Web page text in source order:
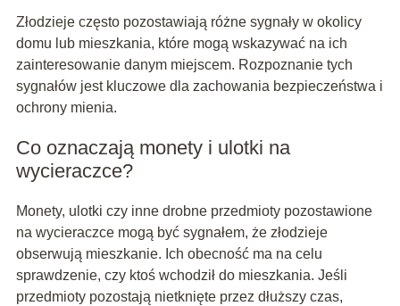
Złodzieje często pozostawiają różne sygnały w okolicy
domu lub mieszkania, które mogą wskazywać na ich
zainteresowanie danym miejscem. Rozpoznanie tych
sygnałów jest kluczowe dla zachowania bezpieczeństwa i
ochrony mienia.
Co oznaczają monety i ulotki na
wycieraczce?
Monety, ulotki czy inne drobne przedmioty pozostawione
na wycieraczce mogą być sygnałem, że złodzieje
obserwują mieszkanie. Ich obecność ma na celu
sprawdzenie, czy ktoś wchodził do mieszkania. Jeśli
przedmioty pozostają nietknięte przez dłuższy czas,